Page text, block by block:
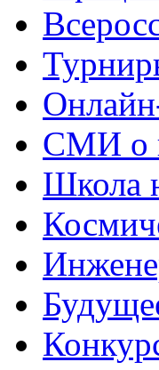
СМИ о
Школа